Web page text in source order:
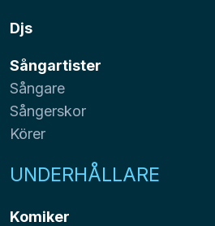
Djs
Sångartister
Sångare
Sångerskor
Körer
UNDERHÅLLARE
Komiker